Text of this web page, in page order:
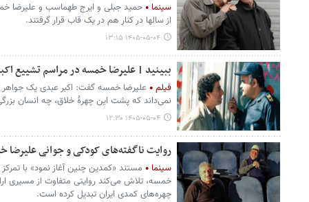
سینما
حمید جبلی و ایرج طهماسب و علیرضا
از سالها در کنار هم در یک قاب قرار گرفتند.
۱۴۰۵-۰۵-۰۴ ۱۳:۱۵
ببینید | علیرضا خمسه در مراسم تشییع
فیلم
علیرضا خمسه گفت: اکبر عبدی یک جواهر
نمی‌داند که پشت این چهرهٔ خلاق، چه انسان
۱۴۰۵-۰۵-۰۴ ۱۲:۳۰
روایت ناگفته‌های کودکی و جوانی
سینما
مستند «کمدین چنین آغاز نمود» با
خمسه، تلاش می‌کند روایتی متفاوت از مسیری
چهره‌های کمدی ایران تبدیل کرده است.